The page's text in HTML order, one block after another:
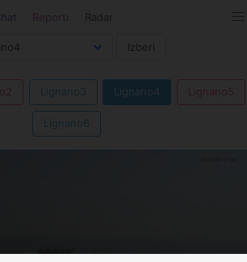
Reporti Radar
Lignano3 Lignano4 Lignano5
Lignano6